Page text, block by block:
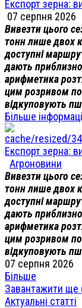
Експорт зерна:
07 серпня 2026
Вивезти цього
тонн лише двох
доступні
дають
арифметика
цим розривом
відкуповують
Більше
Експорт зерна:
Агроновини
Вивезти цього
тонн лише двох
доступні
дають
арифметика
цим розривом
відкуповують
07 серпня 2026
Більше
Завантажити ще
Актуальні статті